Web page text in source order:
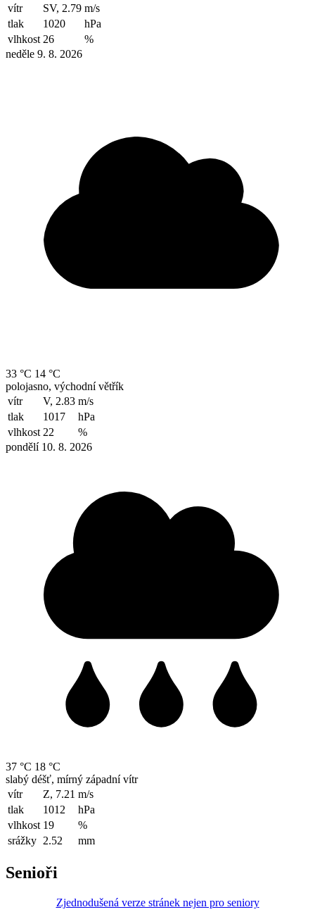
vítr SV, 2.79 m/s
tlak
1020
hPa
vlhkost 26
%
neděle 9. 8. 2026
33 °C 14 °C
polojasno, východní větřík
vítr
V, 2.83 m/s
tlak
1017
hPa
vlhkost 22
%
pondělí 10. 8. 2026
37 °C 18 °C
slabý déšť, mírný západní vítr
vítr
Z, 7.21 m/s
tlak
1012
hPa
vlhkost 19
%
srážky 2.52 mm
Senioři
Zjednodušená verze stránek nejen pro seniory